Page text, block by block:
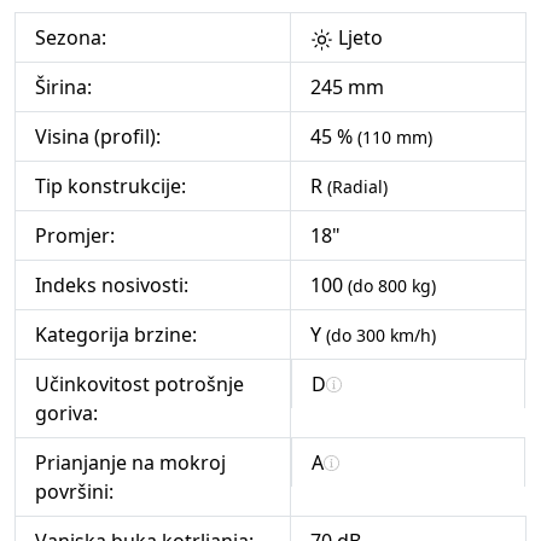
Sezona:
Ljeto
Širina:
245 mm
Visina (profil):
45 % (110 mm)
Tip konstrukcije: R (Radial)
Promjer:
18"
Indeks nosivosti:
100 (do 800 kg)
Kategorija brzine: Y (do 300 km/h)
Učinkovitost potrošnje
goriva:
D
Prianjanje na mokroj
površini:
A